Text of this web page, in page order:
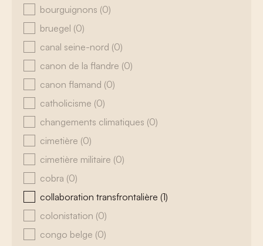
bourguignons (0)
bruegel (0)
canal seine-nord (0)
canon de la flandre (0)
canon flamand (0)
catholicisme (0)
changements climatiques (0)
cimetière (0)
cimetière militaire (0)
cobra (0)
collaboration transfrontalière (1)
colonistation (0)
congo belge (0)